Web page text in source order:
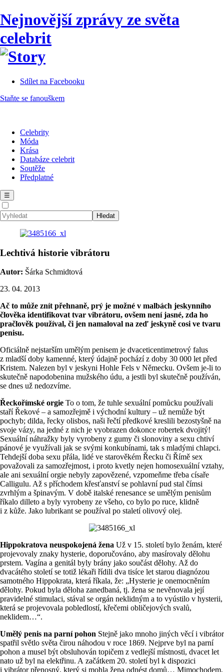
Nejnovější zprávy ze světa
celebrit
Sdílet na Facebooku
Staňte se fanouškem
Celebrity
Móda
Krása
Databáze celebrit
Soutěže
Předplatné
☰
Lechtivá historie vibrátoru
Autor: Šárka Schmidtová
23. 04. 2013
Ač to může znít přehnaně, prý je možné v malbách jeskynního
člověka identifikovat tvar vibrátoru, ovšem není jasné, zda ho
pračlověk používal, či jen namaloval na zeď jeskyně cosi ve tvaru
penisu.
Oficiálně nejstarším umělým penisem je dvaceticentimetrový falus
z mladší doby kamenné, který údajně pochází z doby 30 000 let před
Kristem. Nalezen byl v jeskyni Hohle Fels v Německu. Ovšem je-li to
skutečně napodobenina mužského údu, a jestli byl skutečně používán,
se dnes už nedozvíme.
Řeckořímské orgie To o tom, že tuhle sexuální pomůcku používali
staří Řekové – a samozřejmě i východní kultury – už nemůže být
pochyb; dilda, řecky olisbos, naši řečtí předkové kreslili bezostyšně na
svoje vázy, na jedné z nich je vyobrazen dokonce robertek dvojitý!
Sexuální náhražky byly vyrobeny z gumy či slonoviny a sexu chtiví
pánové je využívali jak se svými konkubínami, tak s mladými chlapci.
Tehdejší doba sexu přála, lidé ve starověkém Řecku či Římě sex
považovali za samozřejmost, i proto kvetly nejen homosexuální vztahy,
ale ani sexuální orgie nebyly zapovězené, vzpomeňme třeba císaře
Calligulu. Až s příchodem křesťanství se pohlavní pud stal čímsi
zvrhlým a špinavým. V době italské renesance se umělým penisům
říkalo dilleto a byly vyrobeny ze všeho, co bylo po ruce, klidně
i z kůže. Jako lubrikant se používal po staletí olivový olej.
Hippokratova neuspokojená žena Už v 15. století bylo ženám, které
projevovaly znaky hysterie, doporučováno, aby masírovaly dělohu
prstem. Vagína a genitál byly brány jako součást dělohy. Až do
dvacátého století se totiž lékaři řídili dva tisíce let starou diagnózou
samotného Hippokrata, která říkala, že: „Hysterie je onemocněním
dělohy. Pokud byla děloha zanedbaná, tj. žena se nevěnovala její
pravidelné stimulaci, stával se orgán neklidným a to vyústilo v hysterii,
která se projevovala pobledlostí, křečemi obličejových svalů,
neklidem…“.
Umělý penis na parní pohon Stejně jako mnoho jiných věcí i vibrátor
spatřil světlo světa čirou náhodou v roce 1869. Nejprve byl na parní
pohon a musel být obsluhován topičem z vedlejší místnosti, dvacet let
nato už byl na elektřinu. A začátkem 20. století byl k dispozici
i vibrátor přenosný, který si mohla žena odnést domů… Mimochodem,